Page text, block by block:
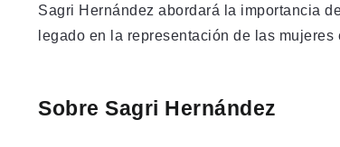
Sagri Hernández abordará la importancia
legado en la representación de las
Sobre Sagri Hernández